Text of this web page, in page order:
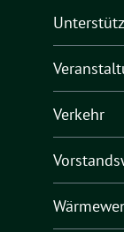
Verkehr